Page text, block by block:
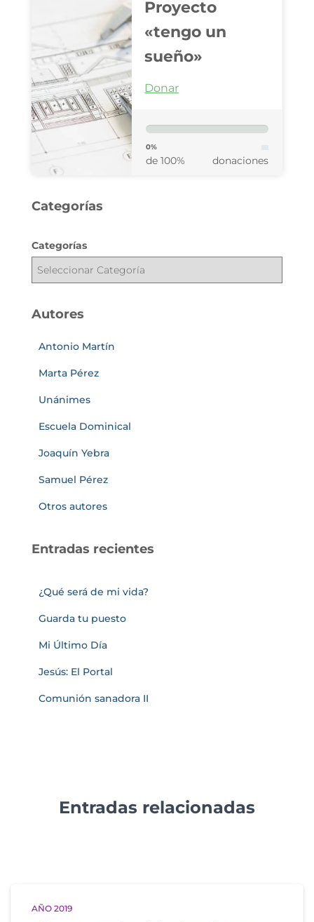
Proyecto
«tengo un
sueño»
Donar
0%
de 100% donaciones
Categorías
Categorías
Autores
Antonio Martín
Marta Pérez
Unánimes
Escuela Dominical
Joaquín Yebra
Samuel Pérez
Otros autores
Entradas recientes
¿Qué será de mi vida?
Guarda tu puesto
Mi Último Día
Jesús: El Portal
Comunión sanadora II
Entradas relacionadas
AÑO 2019